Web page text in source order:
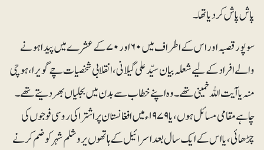
پاش پاش کردیا تھا۔
سوپور قصبہ اور اس کے اطراف میں ۶۰ اور ۷۰ کے عشرے میں پیدا ہونے
والے افراد کے لیے شعلہ بیان سیّد علی گیلانی، انقلابی شخصیات چے گویرا، ہوچی
منہ یاآیت اللہ خمینی تھے۔ وہ اپنے خطاب سے بدن میں بجلیاں بھر دیتے تھے۔
چاہے مقامی مسائل ہوں، یا ۱۹۷۹ءمیں افغانستان پر اشتراکی روسی فوجوں کی
چڑھائی، یا اس کے ایک سال بعد اسرائیل کے ہاتھوں یروشلم شہر کو ضم کرنے